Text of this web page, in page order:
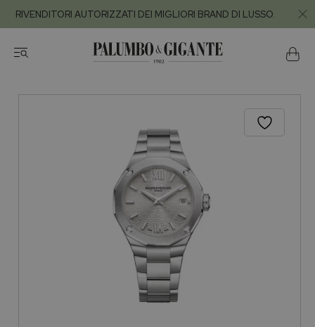
RIVENDITORI AUTORIZZATI DEI MIGLIORI BRAND DI LUSSO.